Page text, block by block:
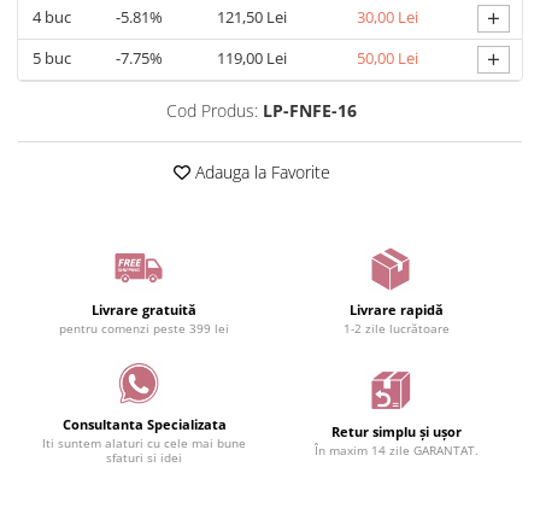
4buc -5.81% 121,50 Lei 30,00 Lei +
5buc -7.75% 119,00 Lei 50,00 Lei +
Cod Produs: LP-FNFE-16
Adauga la Favorite
Livrare gratuită
pentru comenzi peste 399 lei
Livrare rapidă
1-2 zile lucrătoare
Consultanta Specializata
Iti suntem alaturi cu cele mai bune
sfaturi si idei
Retur simplu și ușor
În maxim 14 zile GARANTAT.